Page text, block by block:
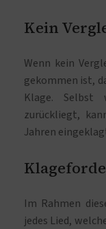
Kein
Wenn kein
gekommen ist,
Klage. Selbst
zurückliegt,
Jahren
Im Rahmen
jedes Lied,